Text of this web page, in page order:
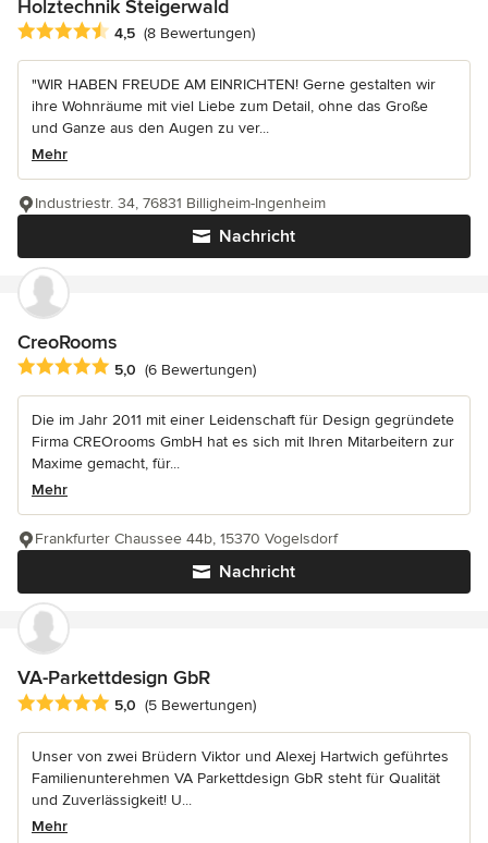
Holztechnik Steigerwald
Durchschnittliche Bewertung: 4.5 von 5 Sternen
4,5 (8 Bewertungen)
"WIR HABEN FREUDE AM EINRICHTEN! Gerne gestalten wir
ihre Wohnräume mit viel Liebe zum Detail, ohne das Große
und Ganze aus den Augen zu ver...
Mehr
Nachricht
Industriestr. 34, 76831 Billigheim-Ingenheim
CreoRooms
Durchschnittliche Bewertung: 5 von 5 Sternen
5,0 (6 Bewertungen)
Die im Jahr 2011 mit einer Leidenschaft für Design gegründete
Firma CREOrooms GmbH hat es sich mit Ihren Mitarbeitern zur
Maxime gemacht, für...
Mehr
Nachricht
Frankfurter Chaussee 44b, 15370 Vogelsdorf
VA-Parkettdesign GbR
Durchschnittliche Bewertung: 5 von 5 Sternen
5,0 (5 Bewertungen)
Unser von zwei Brüdern Viktor und Alexej Hartwich geführtes
Familienunterehmen VA Parkettdesign GbR steht für Qualität
und Zuverlässigkeit! U...
Mehr